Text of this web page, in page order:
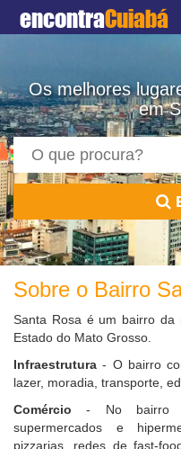
encontraCuiabá
Os melhores
em
Sobre o Bairro
Santa Rosa é um bairro da
Estado do Mato Grosso.
Infraestrutura - O bairro
lazer, moradia, transporte,
Comércio - No bairro
supermercados e
pizzarias, redes de fast-